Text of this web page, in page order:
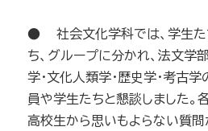
● 社会文化学科では、学生た
ち、グループに分かれ、法文学
学・文化人類学・歴史学・考古
員や学生たちと懇談しました。
高校生から思いもよらない質問